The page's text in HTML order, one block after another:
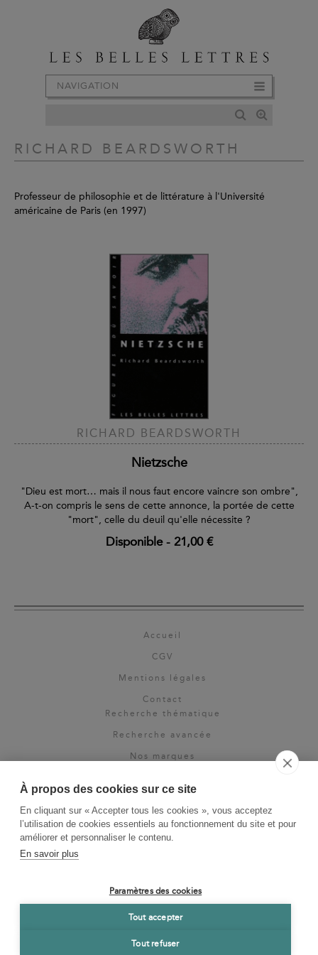
À propos des cookies sur ce site
En cliquant sur « Accepter tous les cookies », vous acceptez
l’utilisation de cookies essentiels au fonctionnement du site et pour
améliorer et personnaliser le contenu.
En savoir plus
Paramètres des cookies
Tout accepter
Tout refuser
NAVIGATION
RICHARD BEARDSWORTH
Professeur de philosophie et de littérature à l'Université
américaine de Paris (en 1997)
RICHARD BEARDSWORTH
Nietzsche
"Dieu est mort… mais il nous faut encore vaincre son ombre",
A-t-on compris le sens de cette annonce, la portée de cette
"mort", celle du deuil qu'elle nécessite ?
Disponible- 21,00 €
Accueil
CGV
Mentions légales
Contact
Recherche thématique
Recherche avancée
Nos marques
Espace pro
Newsletter
La Vie des Classiques